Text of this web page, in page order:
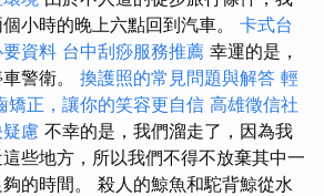
小時的晚上六點回到汽車。 卡式台
資料 台中刮痧服務推薦 幸運的是，
警衛。 換護照的常見問題與解答 輕
矯正，讓你的笑容更自信 高雄徵信社
慮 不幸的是，我們溜走了，因為我
些地方，所以我們不得不放棄其中一
的時間。 殺人的鯨魚和駝背鯨從水